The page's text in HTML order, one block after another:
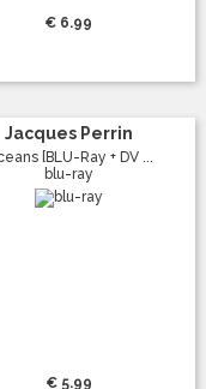
€ 6.99
Jacques Perrin
[BLU-Ray + DV ...
blu-ray
€ 5.99